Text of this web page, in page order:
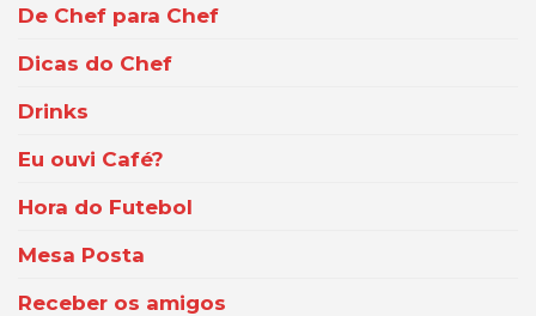
De Chef para Chef
Dicas do Chef
Drinks
Eu ouvi Café?
Hora do Futebol
Mesa Posta
Receber os amigos